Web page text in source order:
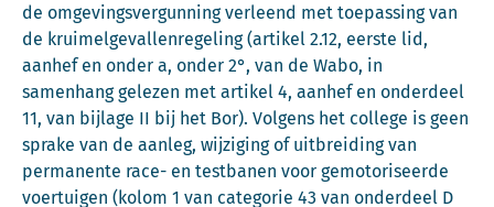
de omgevingsvergunning verleend met toepassing van
de kruimelgevallenregeling (artikel 2.12, eerste lid,
aanhef en onder a, onder 2°, van de Wabo, in
samenhang gelezen met artikel 4, aanhef en onderdeel
11, van bijlage II bij het Bor). Volgens het college is geen
sprake van de aanleg, wijziging of uitbreiding van
permanente race- en testbanen voor gemotoriseerde
voertuigen (kolom 1 van categorie 43 van onderdeel D